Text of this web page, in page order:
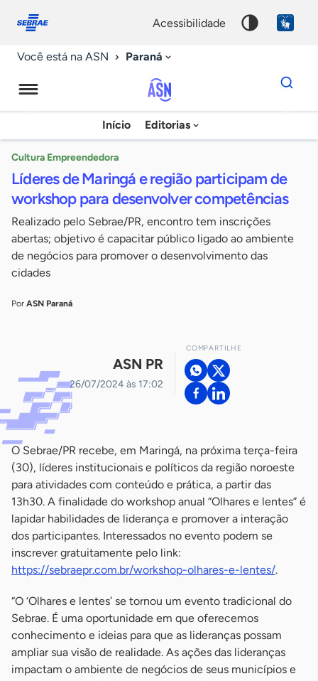
conosco
acessibilidade
Você está na ASN Paraná
Agência
Sebrae
Notícias
Início Editorias
Dados
para
chave
Cultura Empreendedora
Líderes de Maringá e região participam de
workshop para desenvolver competências
Realizado pelo Sebrae/PR, encontro tem inscrições
abertas; objetivo é capacitar público ligado ao ambiente
de negócios para promover o desenvolvimento das
cidades
Por ASN Paraná
ASN PR
26/07/2024 às 17:02
COMPARTILHE
O Sebrae/PR recebe, em Maringá, na próxima terça-feira
(30), líderes institucionais e políticos da região noroeste
para atividades com conteúdo e prática, a partir das
13h30. A finalidade do workshop anual “Olhares e lentes” é
lapidar habilidades de liderança e promover a interação
dos participantes. Interessados no evento podem se
inscrever gratuitamente pelo link:
https://sebraepr.com.br/workshop-olhares-e-lentes/.
“O ‘Olhares e lentes’ se tornou um evento tradicional do
Sebrae. É uma oportunidade em que oferecemos
conhecimento e ideias para que as lideranças possam
ampliar sua visão de realidade. As ações das lideranças
impactam o ambiente de negócios de seus municípios e